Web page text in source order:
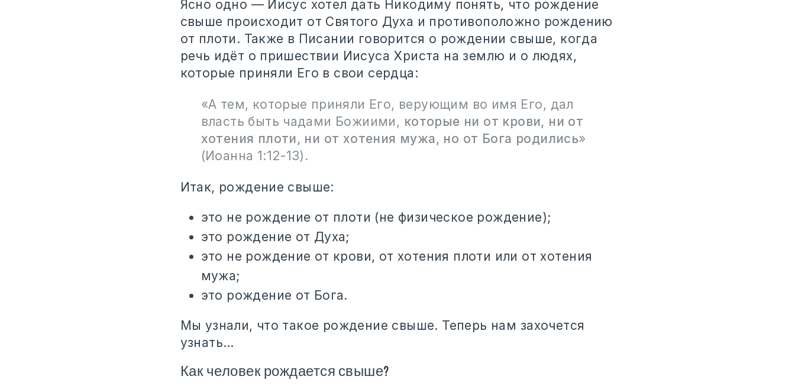
Ясно одно — Иисус хотел дать Никодиму понять, что рождение
свыше происходит от Святого Духа и противоположно рождению
от плоти. Также в Писании говорится о рождении свыше, когда
речь идёт о пришествии Иисуса Христа на землю и о людях,
которые приняли Его в свои сердца:
«А тем, которые приняли Его, верующим во имя Его, дал
власть быть чадами Божиими, которые ни от крови, ни от
хотения плоти, ни от хотения мужа, но от Бога родились»
(Иоанна 1:12-13).
Итак, рождение свыше:
это не рождение от плоти (не физическое рождение);
это рождение от Духа;
это не рождение от крови, от хотения плоти или от хотения
мужа;
это рождение от Бога.
Мы узнали, что такое рождение свыше. Теперь нам захочется
узнать…
Как человек рождается свыше?